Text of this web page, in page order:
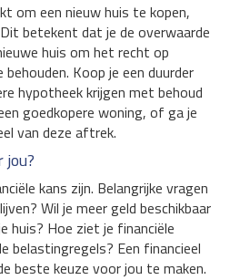
om een nieuw huis te kopen,
Dit betekent dat je de overwaarde
huis om het recht op
Koop je een duurder
hypotheek krijgen met behoud
goedkopere woning, of ga je
van deze aftrek.
kans zijn. Belangrijke vragen
Wil je meer geld beschikbaar
huis? Hoe ziet je financiële
belastingregels? Een financieel
beste keuze voor jou te maken.